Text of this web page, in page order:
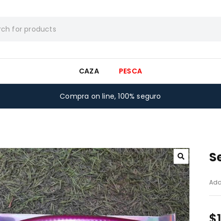
CAZA PESCA
Compra on line, 100% seguro